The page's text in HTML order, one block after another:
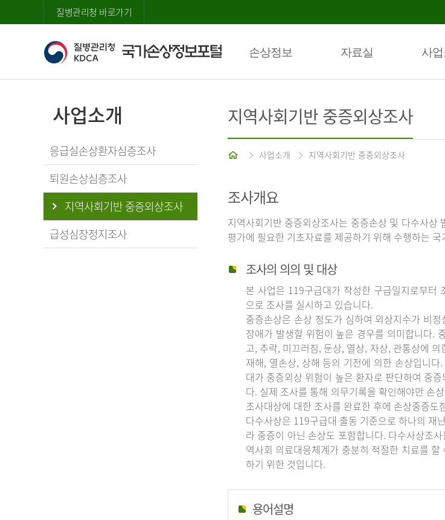
질병관리청 바로가기
손상정보 자료실 사
사업소개
응급실손상환자심층조사
퇴원손상심층조사
지역사회기반 중증외상조사
급성심장정지조사
지역사회기반 중증외상조사
홈 사업소개 지역사회기반 중증외상조사
조사개요
지역사회기반 중증외상조사는 중증손상 및 다수사상
평가에 필요한 기초자료를 제공하기 위해 수행하는
조사의 의의 및 대상
본 사업은 119구급대가 작성한 구급일지로부터
으로 조사를 실시하고 있습니다.
중증손상은 손상 정도가 심하여 외상지수가 비
장애가 발생할 위험이 높은 경우를 의미합니다.
고, 추락, 미끄러짐, 둔상, 열상, 자상, 관통상에
재해, 열손상, 상해 등의 기전에 의한 손상입니
대가 중증외상 위험이 높은 환자로 판단하여 중
다. 실제 조사를 통해 의무기록을 확인해야만 손
조사대상에 대한 조사를 완료한 후에 손상중증
다수사상은 119구급대 출동 기준으로 하나의 재
라 중증이 아닌 손상도 포함합니다. 다수사상조
역사회 의료대응체계가 충분히 적절한 치료를
하기 위한 것입니다.
용어설명